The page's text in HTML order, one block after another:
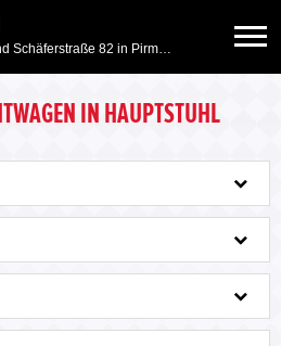
Kaiserstraße 79 in Hauptstuhl und Schäferstraße 82 in Pirmasens
IN HAUPTSTUHL